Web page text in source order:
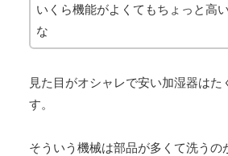
いくら機能がよくてもちょっと高
な
見た目がオシャレで安い加湿器はた
す。
そういう機械は部品が多くて洗うの